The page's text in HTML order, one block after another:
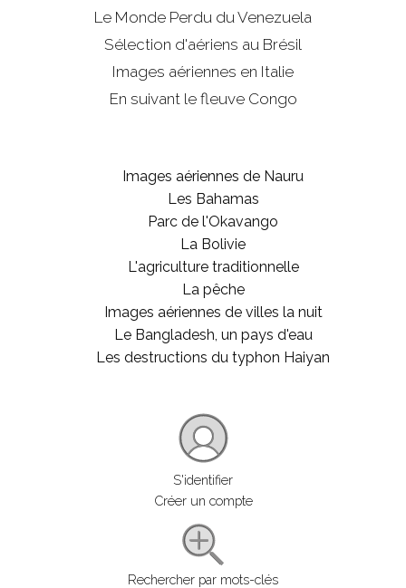
Le Monde Perdu du Venezuela
Sélection d'aériens au Brésil
Images aériennes en Italie
En suivant le fleuve Congo
Images aériennes de Nauru
Les Bahamas
Parc de l'Okavango
La Bolivie
L'agriculture traditionnelle
La pêche
Images aériennes de villes la nuit
Le Bangladesh, un pays d'eau
Les destructions du typhon Haiyan
S'identifier
Créer un compte
Rechercher par mots-clés